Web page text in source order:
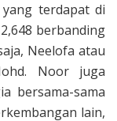
terdapat di
berbanding
Neelofa atau
Noor juga
bersama-sama
lain,